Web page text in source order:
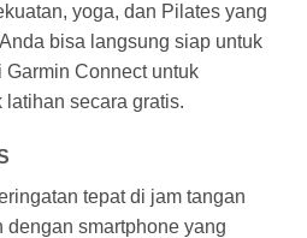
yoga, dan Pilates yang
bisa langsung siap untuk
Garmin Connect untuk
secara gratis.
tepat di jam tangan
smartphone yang